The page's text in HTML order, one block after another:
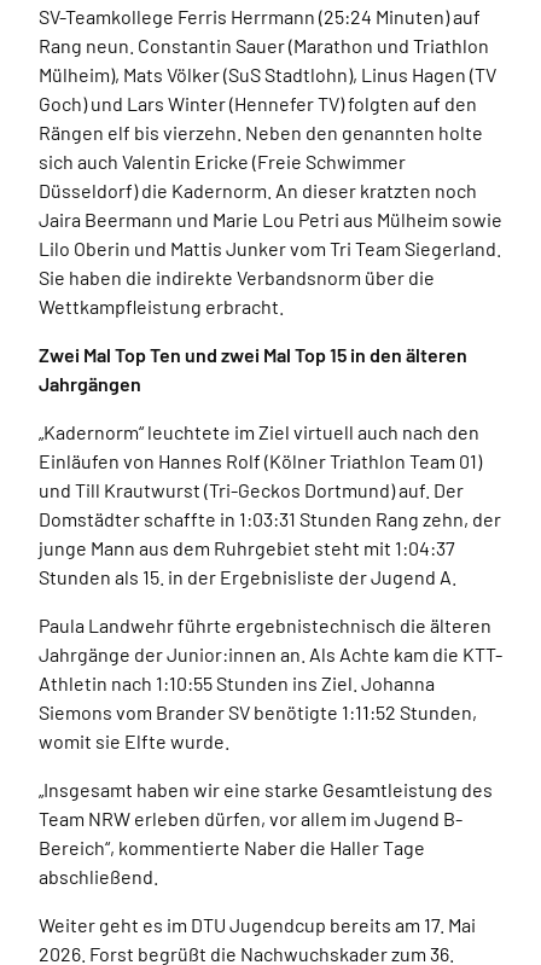
SV-Teamkollege Ferris Herrmann (25:24 Minuten) auf
Rang neun. Constantin Sauer (Marathon und Triathlon
Mülheim), Mats Völker (SuS Stadtlohn), Linus Hagen (TV
Goch) und Lars Winter (Hennefer TV) folgten auf den
Rängen elf bis vierzehn. Neben den genannten holte
sich auch Valentin Ericke (Freie Schwimmer
Düsseldorf) die Kadernorm. An dieser kratzten noch
Jaira Beermann und Marie Lou Petri aus Mülheim sowie
Lilo Oberin und Mattis Junker vom Tri Team Siegerland.
Sie haben die indirekte Verbandsnorm über die
Wettkampfleistung erbracht.
Zwei Mal Top Ten und zwei Mal Top 15 in den älteren
Jahrgängen
„Kadernorm“ leuchtete im Ziel virtuell auch nach den
Einläufen von Hannes Rolf (Kölner Triathlon Team 01)
und Till Krautwurst (Tri-Geckos Dortmund) auf. Der
Domstädter schaffte in 1:03:31 Stunden Rang zehn, der
junge Mann aus dem Ruhrgebiet steht mit 1:04:37
Stunden als 15. in der Ergebnisliste der Jugend A.
Paula Landwehr führte ergebnistechnisch die älteren
Jahrgänge der Junior:innen an. Als Achte kam die KTT-
Athletin nach 1:10:55 Stunden ins Ziel. Johanna
Siemons vom Brander SV benötigte 1:11:52 Stunden,
womit sie Elfte wurde.
„Insgesamt haben wir eine starke Gesamtleistung des
Team NRW erleben dürfen, vor allem im Jugend B-
Bereich“, kommentierte Naber die Haller Tage
abschließend.
Weiter geht es im DTU Jugendcup bereits am 17. Mai
2026. Forst begrüßt die Nachwuchskader zum 36.